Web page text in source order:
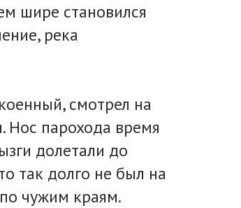
шире становился
река
смотрел на
Нос парохода время
долетали до
так долго не был на
чужим краям.